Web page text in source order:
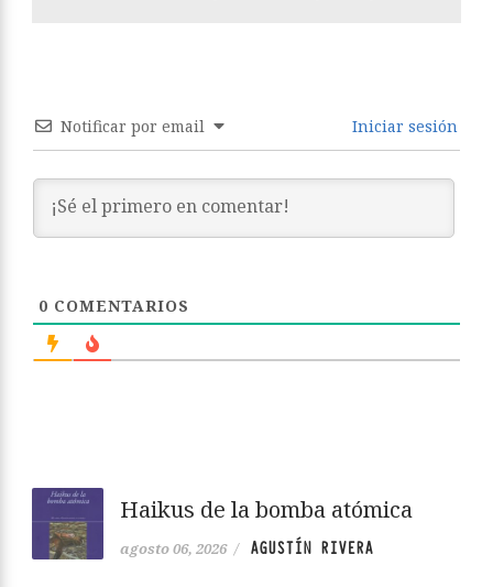
Notificar por email Iniciar sesión
0 COMENTARIOS
Haikus de la bomba atómica
agosto 06, 2026 / AGUSTÍN RIVERA